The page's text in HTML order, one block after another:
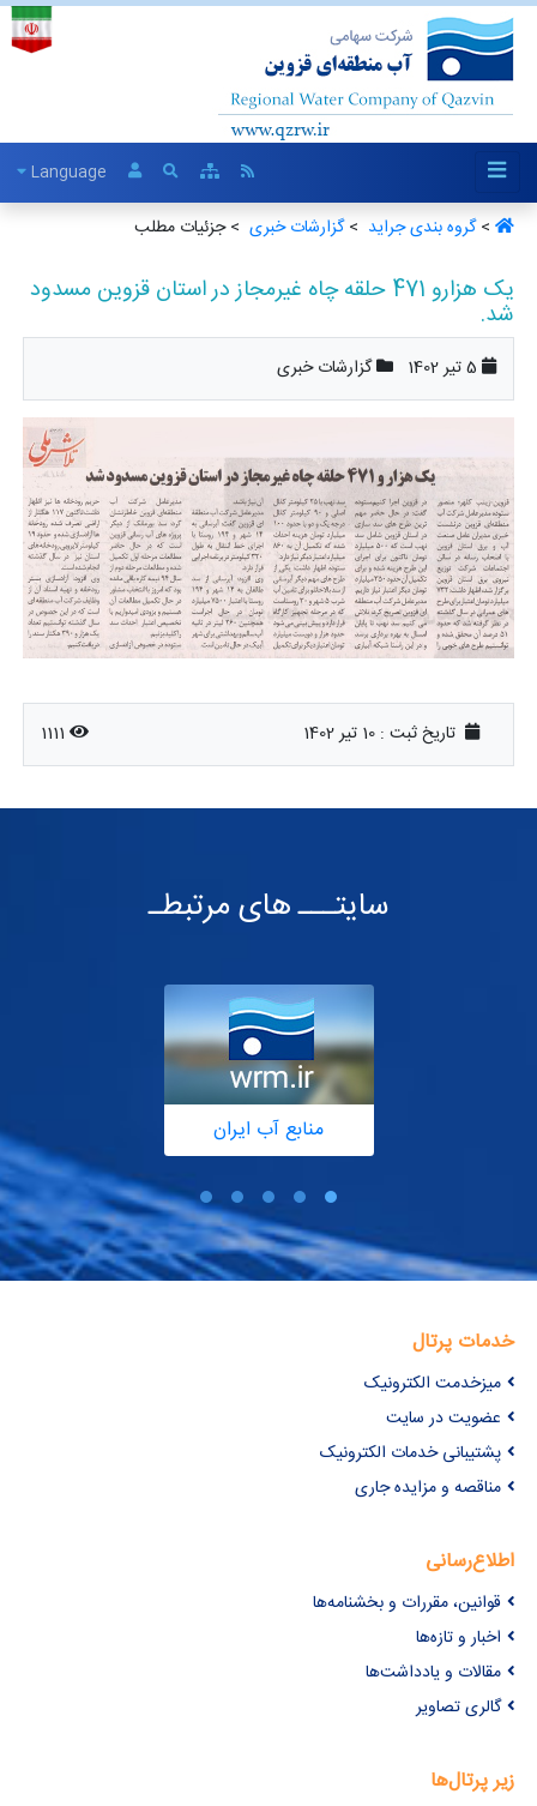
Language
>گروه بندی جراید ‏ >گزارشات خبری ‏ > جزئیات مطلب
یک هزارو 471 حلقه چاه غیرمجاز در استان قزوین مسدود
شد.
5 تیر 1402 گزارشات خبری
تاریخ ثبت :10 تیر 1402 1111
سایتـــ های مرتبطـ
منابع آب ایران
خدمات پرتال
میزخدمت الکترونیک
عضویت در سایت
پشتیبانی خدمات الکترونیک
مناقصه و مزایده جاری
اطلاع‌رسانی
قوانین، مقررات و بخشنامه‌ها
اخبار و تازه‌ها
مقالات و یادداشت‌ها
گالری تصاویر
زیر پرتال‌ها